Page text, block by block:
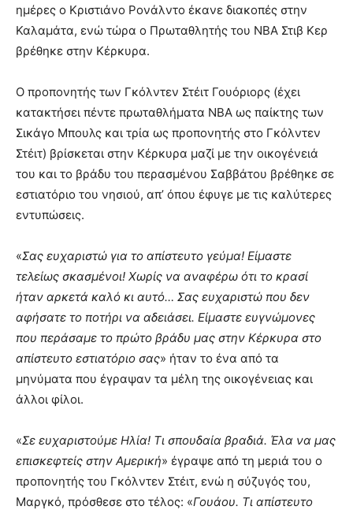
ημέρες ο Κριστιάνο Ρονάλντο έκανε διακοπές στην
Καλαμάτα, ενώ τώρα ο Πρωταθλητής του NBA Στιβ Κερ
βρέθηκε στην Κέρκυρα.
Ο προπονητής των Γκόλντεν Στέιτ Γουόριορς (έχει
κατακτήσει πέντε πρωταθλήματα NBA ως παίκτης των
Σικάγο Μπουλς και τρία ως προπονητής στο Γκόλντεν
Στέιτ) βρίσκεται στην Κέρκυρα μαζί με την οικογένειά
του και το βράδυ του περασμένου Σαββάτου βρέθηκε σε
εστιατόριο του νησιού, απ’ όπου έφυγε με τις καλύτερες
εντυπώσεις.
«Σας ευχαριστώ για το απίστευτο γεύμα! Είμαστε
τελείως σκασμένοι! Χωρίς να αναφέρω ότι το κρασί
ήταν αρκετά καλό κι αυτό… Σας ευχαριστώ που δεν
αφήσατε το ποτήρι να αδειάσει. Είμαστε ευγνώμονες
που περάσαμε το πρώτο βράδυ μας στην Κέρκυρα στο
απίστευτο εστιατόριο σας» ήταν το ένα από τα
μηνύματα που έγραψαν τα μέλη της οικογένειας και
άλλοι φίλοι.
«Σε ευχαριστούμε Ηλία! Τι σπουδαία βραδιά. Έλα να μας
επισκεφτείς στην Αμερική» έγραψε από τη μεριά του ο
προπονητής του Γκόλντεν Στέιτ, ενώ η σύζυγός του,
Μαργκό, πρόσθεσε στο τέλος: «Γουάου. Τι απίστευτο